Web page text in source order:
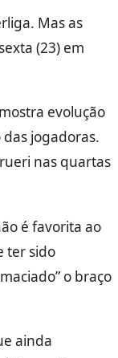
Mas as
(23) em
evolução
jogadoras.
nas quartas
é favorita ao
ter sido
o braço
ainda